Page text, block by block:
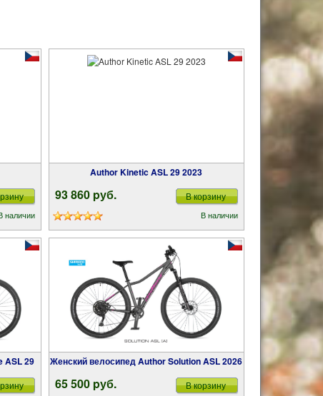
наличии
Author Kinetic ASL 29 2023
93 860 pуб. В корзину
В наличии
Женский велосипед Author Solution ASL 2026
65 500 pуб. В корзину